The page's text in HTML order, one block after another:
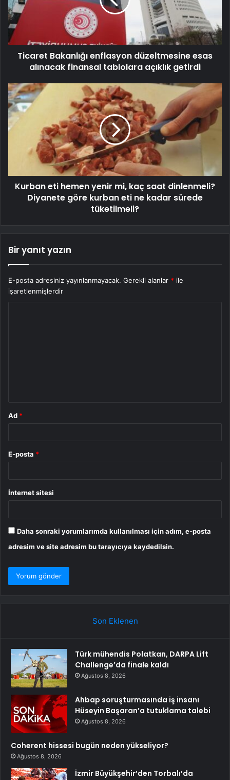
Ticaret Bakanlığı enflasyon düzeltmesine esas
alınacak finansal tablolara açıklık getirdi
Kurban eti hemen yenir mi, kaç saat dinlenmeli?
Diyanete göre kurban eti ne kadar sürede
tüketilmeli?
Bir yanıt yazın
E-posta adresiniz yayınlanmayacak. Gerekli alanlar * ile
işaretlenmişlerdir
Ad *
E-posta *
İnternet sitesi
Daha sonraki yorumlarımda kullanılması için adım, e-posta
adresim ve site adresim bu tarayıcıya kaydedilsin.
Son Eklenen
Türk mühendis Polatkan, DARPA Lift
Challenge’da finale kaldı
Ağustos 8, 2026
Ahbap soruşturmasında iş insanı
Hüseyin Başaran’a tutuklama talebi
Ağustos 8, 2026
Coherent hissesi bugün neden yükseliyor?
Ağustos 8, 2026
İzmir Büyükşehir’den Torbalı’da